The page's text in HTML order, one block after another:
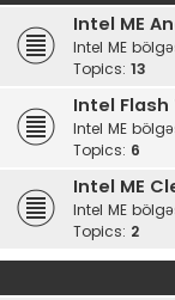
Intel ME
Intel ME
Topics: 13
Intel Flash
Intel ME
Topics: 6
Intel ME
Intel ME
Topics: 2